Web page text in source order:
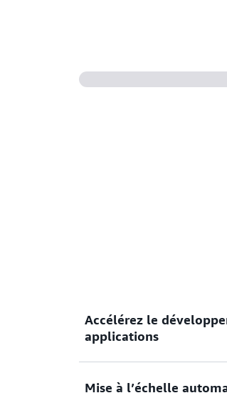
Accélérez le
applications
Créez, exécutez et
Mise à l’échelle